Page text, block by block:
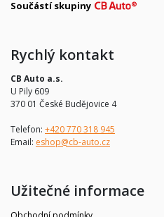
Součástí skupiny
Rychlý kontakt
CB Auto a.s.
U Pily 609
370 01 České Budějovice 4
Telefon: +420 770 318 945
Email: eshop@cb-auto.cz
Užitečné informace